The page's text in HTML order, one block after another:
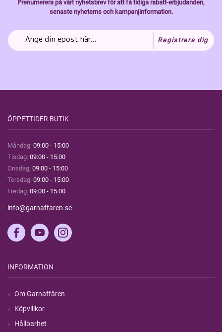
Prenumerera på vårt nyhetsbrev för att få tidiga rabatt-erbjudanden,
senaste nyheterns och kampanjinformation.
Registrera dig
ÖPPETTIDER BUTIK
Måndag: 09:00 - 15:00
Tisdag: 09:00 - 15:00
Onsdag: 09:00 - 15:00
Torsdag: 09:00 - 15:00
Fredag: 09:00 - 15:00
info@garnaffaren.se
INFORMATION
Om Garnaffären
Köpvillkor
Hållbarhet